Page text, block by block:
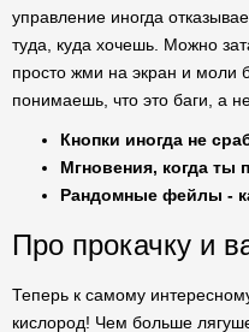
управление иногда
туда, куда хочешь. Можно
просто жми на экран и моли
понимаешь, что это баги, а
Кнопки иногда не
Мгновения, когда ты
Рандомные фейлы -
Про прокачку и
Теперь к самому
кислород! Чем больше